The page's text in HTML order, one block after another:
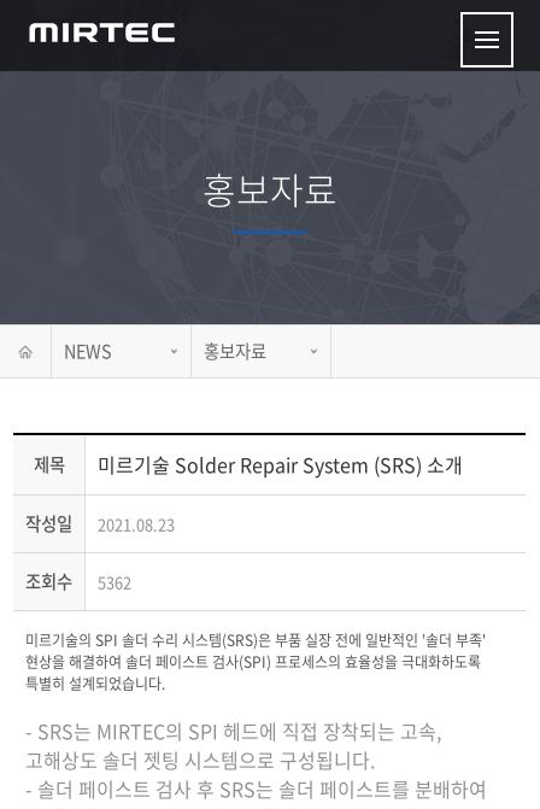
홍보자료
NEWS 홍보자료
제목 미르기술 Solder Repair System (SRS) 소개
작성일 2021.08.23
조회수 5362
미르기술의 SPI 솔더 수리 시스템(SRS)은 부품 실장 전에 일반적인 '솔더 부족'
현상을 해결하여 솔더 페이스트 검사(SPI) 프로세스의 효율성을 극대화하도록
특별히 설계되었습니다.
- SRS는 MIRTEC의 SPI 헤드에 직접 장착되는 고속,
고해상도 솔더 젯팅 시스템으로 구성됩니다.
- 솔더 페이스트 검사 후 SRS는 솔더 페이스트를 분배하여